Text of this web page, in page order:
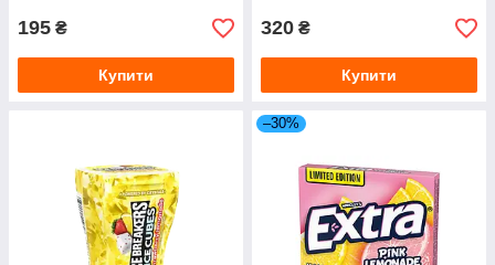
195 ₴
Купити
320 ₴
Купити
–30%